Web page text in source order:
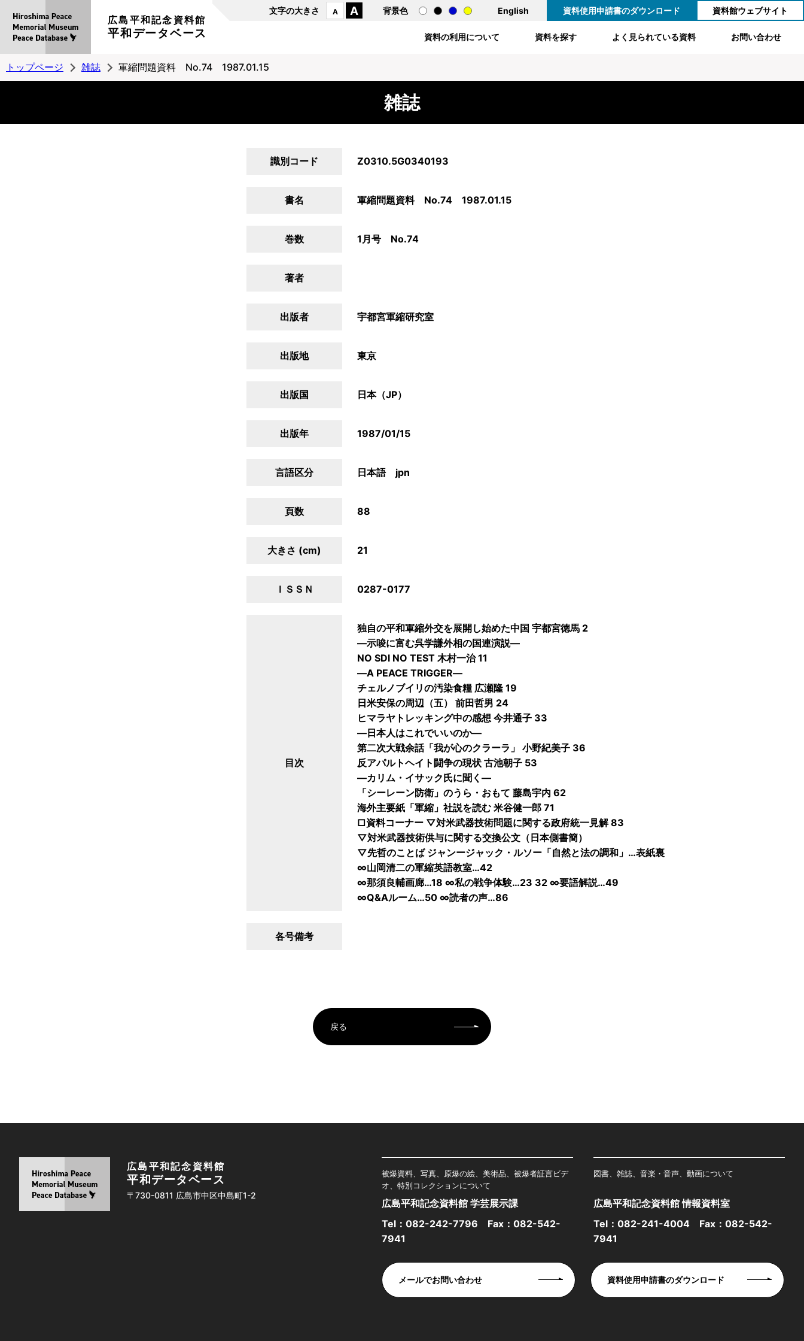
広島平和記念資料館
平和データベース
文字の大きさ A A 背景色 English 資料使用申請書のダウンロード 資料館ウェブサイト
資料の利用について 資料を探す よく見られている資料 お問い合わせ
トップページ 雑誌 軍縮問題資料 No.74 1987.01.15
雑誌
識別コード Z0310.5G0340193
書名 軍縮問題資料 No.74 1987.01.15
巻数 1月号 No.74
著者
出版者 宇都宮軍縮研究室
出版地 東京
出版国 日本（JP）
出版年 1987/01/15
言語区分 日本語 jpn
頁数 88
大きさ (cm) 21
ＩＳＳＮ 0287-0177
目次
独自の平和軍縮外交を展開し始めた中国 宇都宮徳馬 2
―示唆に富む呉学謙外相の国連演説―
NO SDl NO TEST 木村一治 11
―A PEACE TRIGGER―
チェルノブイリの汚染食糧 広瀬隆 19
日米安保の周辺（五） 前田哲男 24
ヒマラヤトレッキング中の感想 今井通子 33
―日本人はこれでいいのか―
第二次大戦余話「我が心のクラーラ」 小野紀美子 36
反アパルトヘイト闘争の現状 古池朝子 53
―カリム・イサック氏に聞く―
「シーレーン防衛」のうら・おもて 藤島宇内 62
海外主要紙「軍縮」社説を読む 米谷健一郎 71
□資料コーナー ▽対米武器技術問題に関する政府統一見解 83
▽対米武器技術供与に関する交換公文（日本側書簡）
▽先哲のことば ジャンージャック・ルソー「自然と法の調和」…表紙裏
∞山岡清二の軍縮英語教室…42
∞那須良輔画廊…18 ∞私の戦争体験…23 32 ∞要語解説…49
∞Q&Aルーム…50 ∞読者の声…86
各号備考
戻る
広島平和記念資料館
平和データベース
〒730-0811 広島市中区中島町1-2
被爆資料、写真、原爆の絵、美術品、被爆者証言ビデ
オ、特別コレクションについて
広島平和記念資料館 学芸展示課
Tel： 082-242-7796 Fax：082-542-
7941
図書、雑誌、音楽・音声、動画について
広島平和記念資料館 情報資料室
Tel： 082-241-4004 Fax：082-542-
7941
メールでお問い合わせ 資料使用申請書のダウンロード